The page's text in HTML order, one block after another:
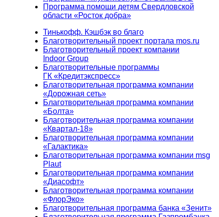
Программа помощи детям Свердловской
области «Росток добра»
Тинькофф. Кэшбэк во благо
Благотворительный проект портала mos.ru
Благотворительный проект компании
Indoor Group
Благотворительные программы
ГК «Кредитэкспресс»
Благотворительная программа компании
«Дорожная сеть»
Благотворительная программа компании
«Болта»
Благотворительная программа компании
«Квартал-18»
Благотворительная программа компании
«Галактика»
Благотворительная программа компании msg
Plaut
Благотворительная программа компании
«Диасофт»
Благотворительная программа компании
«ФлорЭко»
Благотворительная программа банка «Зенит»